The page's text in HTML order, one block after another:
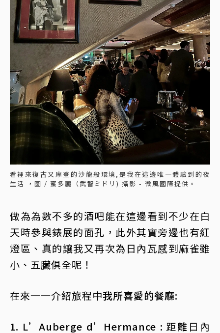
看裡來復古又摩登的沙龍般環境,是我在這邊唯一體驗到的夜
生活 ，圖 / 蜜多麗（武智ミドリ) 攝影 - 微風國際提供。
做為為數不多的酒吧能在這邊看到不少在白
天時參與錶展的面孔，此外其實旁邊也有紅
燈區、真的讓我又再次為日內瓦感到麻雀雖
小、五臟俱全呢！
在來一一介紹旅程中我所喜愛的餐廳:
1. L’Auberge d’Hermance : 距離日內